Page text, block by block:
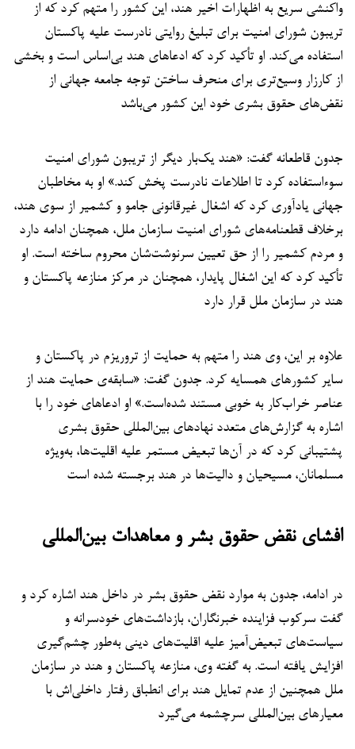
واکنشی سریع به اظهارات اخیر هند، این کشور را متهم کرد که از
تریبون شورای امنیت برای تبلیغ روایتی نادرست علیه پاکستان
استفاده می‌کند. او تأکید کرد که ادعاهای هند بی‌اساس است و بخشی
از کارزار وسیع‌تری برای منحرف‌ ساختن توجه جامعه جهانی از
نقض‌های حقوق بشری خود این کشور می‌باشد
جدون قاطعانه گفت: «هند یک‌بار دیگر از تریبون شورای امنیت
سوءاستفاده کرد تا اطلاعات نادرست پخش کند.» او به مخاطبان
جهانی یادآوری کرد که اشغال غیرقانونی جامو و کشمیر از سوی هند،
برخلاف قطعنامه‌های شورای امنیت سازمان ملل، همچنان ادامه دارد
و مردم کشمیر را از حق تعیین سرنوشت‌شان محروم ساخته است. او
تأکید کرد که این اشغال پایدار، همچنان در مرکز منازعه پاکستان و
هند در سازمان ملل قرار دارد
علاوه بر این، وی هند را متهم به حمایت از تروریزم در پاکستان و
سایر کشورهای همسایه کرد. جدون گفت: «سابقه‌ی حمایت هند از
عناصر خراب‌کار به خوبی مستند شده‌است.» او ادعاهای خود را با
اشاره به گزارش‌های متعدد نهادهای بین‌المللی حقوق بشری
پشتیبانی کرد که در آن‌ها تبعیض مستمر علیه اقلیت‌ها، به‌ویژه
مسلمانان، مسیحیان و دالیت‌ها در هند برجسته شده است
افشای نقض حقوق بشر و معاهدات بین‌المللی
در ادامه، جدون به موارد نقض حقوق بشر در داخل هند اشاره کرد و
گفت سرکوب فزاینده خبرنگاران، بازداشت‌های خودسرانه و
سیاست‌های تبعیض‌آمیز علیه اقلیت‌های دینی به‌طور چشم‌گیری
افزایش یافته است. به گفته وی، منازعه پاکستان و هند در سازمان
ملل همچنین از عدم تمایل هند برای انطباق رفتار داخلی‌اش با
معیارهای بین‌المللی سرچشمه می‌گیرد